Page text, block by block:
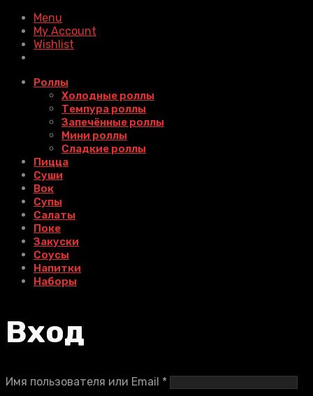
Menu
My Account
Wishlist
Роллы
Холодные роллы
Темпура роллы
Запечённые роллы
Мини роллы
Сладкие роллы
Пицца
Суши
Вок
Супы
Салаты
Поке
Закуски
Соусы
Напитки
Наборы
Вход
Имя пользователя или Email *Обязательно